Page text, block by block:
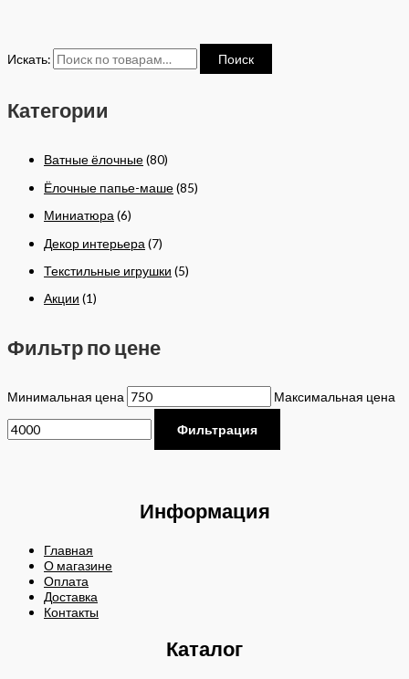
Искать: Поиск
Категории
Ватные ёлочные(80)
Ёлочные папье-маше(85)
Миниатюра (6)
Декор интерьера (7)
Текстильные игрушки (5)
Акции (1)
Фильтр по цене
Минимальная цена Максимальная цена
Фильтрация
Информация
Главная
О магазине
Оплата
Доставка
Контакты
Каталог